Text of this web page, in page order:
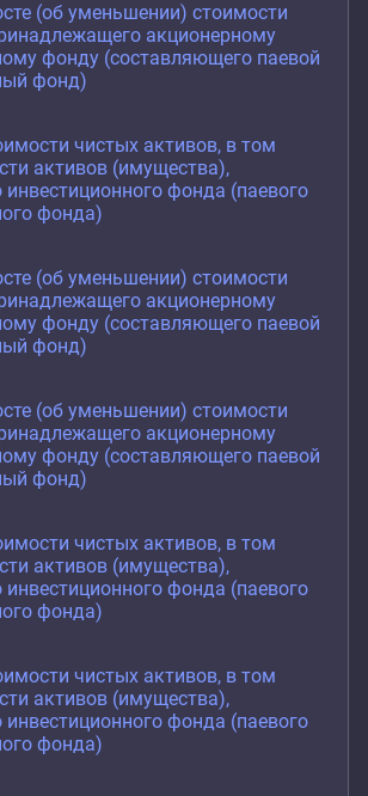
(об уменьшении) стоимости
акционерному
фонду (составляющего паевой
фонд)
чистых активов, в том
активов (имущества),
инвестиционного фонда (паевого
фонда)
(об уменьшении) стоимости
акционерному
фонду (составляющего паевой
фонд)
(об уменьшении) стоимости
акционерному
фонду (составляющего паевой
фонд)
чистых активов, в том
активов (имущества),
инвестиционного фонда (паевого
фонда)
чистых активов, в том
активов (имущества),
инвестиционного фонда (паевого
фонда)